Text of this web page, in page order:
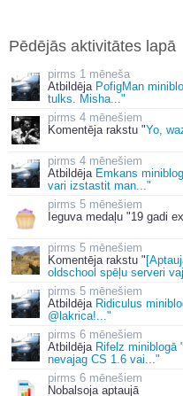
Pēdējās aktivitātes lapā
1 mēneša
Atbildēja PofigMan
tulks. Misha..."
4 mēnešiem
Komentēja rakstu "Yo,
4 mēnešiem
Atbildēja Emkans
vari izstastit man..."
5 mēnešiem
Ieguva medaļu "19 gadi
5 mēnešiem
Komentēja rakstu "
oldschool spēļu serveri
5 mēnešiem
Atbildēja Ridiculus
@lakrica!..."
6 mēnešiem
Atbildēja Rifelz miniblogā
nevajag CS 1.6 vai..."
6 mēnešiem
Nobalsoja aptaujā